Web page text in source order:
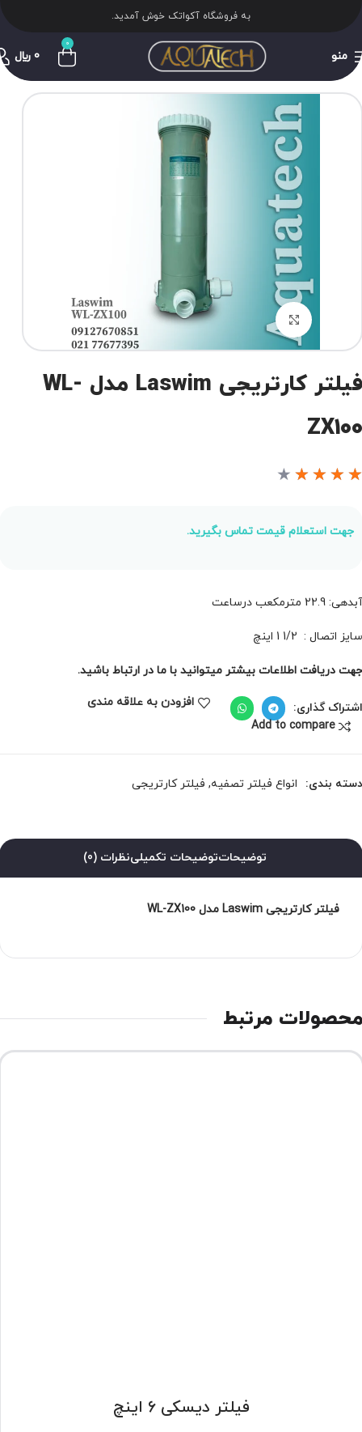
به فروشگاه آکواتک خوش آمدید.
منو
0
0 ﷼
برای بزرگنمایی کلیک کنید
فیلتر کارتریجی Laswim مدل WL-
★
★
★
★
جهت استعلام قیمت تماس بگیرید.
22.9 مترمکعب درساعت
اتصال : 1/2 1 اینچ
دریافت اطلاعات بیشتر میتوانید با ما در ارتباط باشید.
گذاری:
افزودن به علاقه مندی
Add to compare
بندی: انواع فیلتر تصفیه, فیلتر کارتریجی
توضیحاتتوضیحات تکمیلینظرات (0)
فیلتر کارتریجی Laswim مدل WL-ZX100
مرتبط
فیلتر دیسکی 6 اینچ